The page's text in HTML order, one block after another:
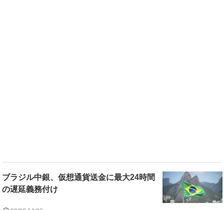
ブラジル中銀、仮想通貨送金に最大24時間
の遅延義務付け